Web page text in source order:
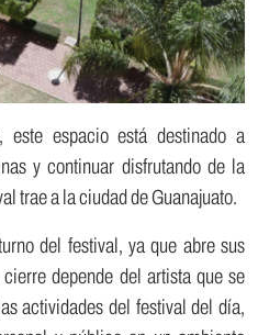
espacio está destinado a
y continuar disfrutando de la
trae a la ciudad de Guanajuato.
del festival, ya que abre sus
depende del artista que se
actividades del festival del día,